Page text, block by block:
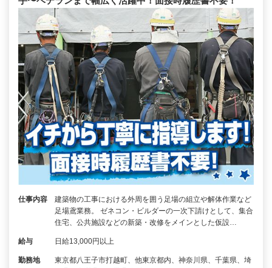
仕事内容
建築物の工事における外周を囲う足場の組立や解体作業など
足場鳶業務。 ゼネコン・ビルダーの一次下請けとして、集合
住宅、公共施設などの新築・改修をメインとした仮設…
給与 日給13,000円以上
勤務地
東京都八王子市打越町、他東京都内、神奈川県、千葉県、埼